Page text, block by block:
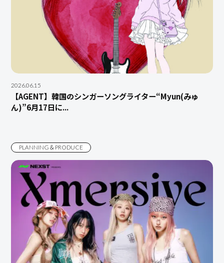
2026.06.15
【AGENT】韓国のシンガーソングライター“Myun(みゅ
ん)”6月17日に...
PLANNING＆PRODUCE